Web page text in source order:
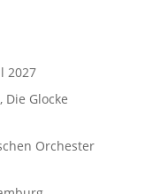
2027
Glocke
Orchester